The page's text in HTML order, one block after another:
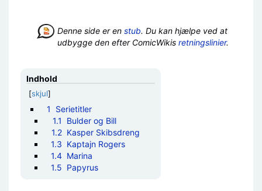
Denne side er en stub. Du kan hjælpe ved at
udbygge den efter ComicWikis retningslinier.
Indhold
[skjul]
1
Serietitler
1.1
Bulder og Bill
1.2 Kasper Skibsdreng
1.3 Kaptajn Rogers
1.4 Marina
1.5 Papyrus